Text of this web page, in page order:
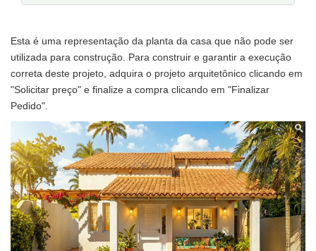
Esta é uma representação da planta da casa que não pode ser
utilizada para construção. Para construir e garantir a execução
correta deste projeto, adquira o projeto arquitetônico clicando em
"Solicitar preço" e finalize a compra clicando em "Finalizar
Pedido".